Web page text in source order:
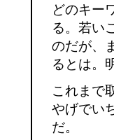
どのキー
る。若い
のだが、
るとは。
これまで
やげでい
だ。